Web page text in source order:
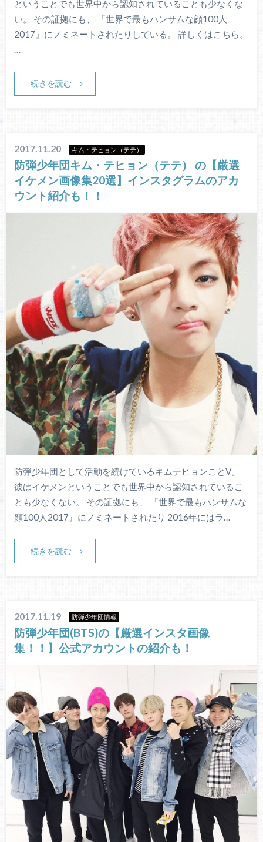
ということでも世界中から認知されていることも少なくな
い。 その証拠にも、 『世界で最もハンサムな顔100人
2017』にノミネートされたりしている。 詳しくはこちら。
…
続きを読む
2017.11.20 キム・テヒョン（テテ）
防弾少年団キム・テヒョン（テテ） の【厳選
イケメン画像集20選】インスタグラムのアカ
ウント紹介も！！
防弾少年団として活動を続けているキムテヒョンことV。
彼はイケメンということでも世界中から認知されているこ
とも少なくない。 その証拠にも、 『世界で最もハンサムな
顔100人2017』にノミネートされたり 2016年にはラ…
続きを読む
2017.11.19 防弾少年団情報
防弾少年団(BTS)の【厳選インスタ画像
集！！】公式アカウントの紹介も！